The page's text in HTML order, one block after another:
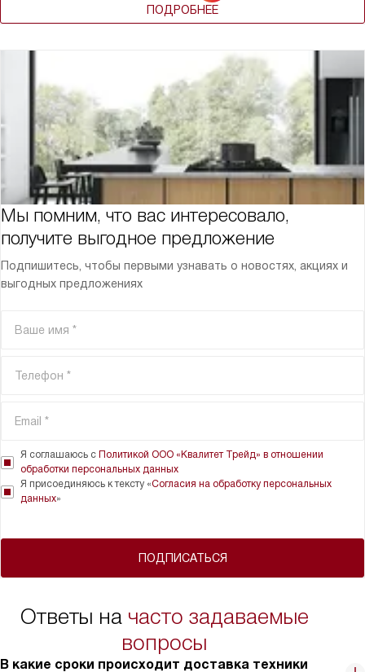
ПОДРОБНЕЕ
Мы помним, что вас интересовало,
получите выгодное предложение
Подпишитесь, чтобы первыми узнавать о новостях, акциях и
выгодных предложениях
ПОДПИСАТЬСЯ
Я соглашаюсь с Политикой ООО «Квалитет Трейд» в отношении
обработки персональных данных
Я присоединяюсь к тексту «Согласия на обработку персональных
данных»
Ответы на часто задаваемые
вопросы
В какие сроки происходит доставка техники